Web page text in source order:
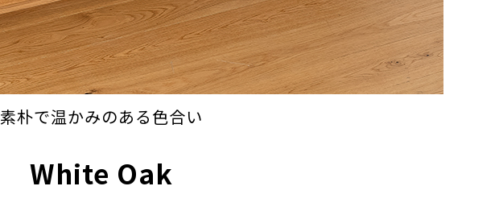
素朴で温かみのある色合い
White Oak